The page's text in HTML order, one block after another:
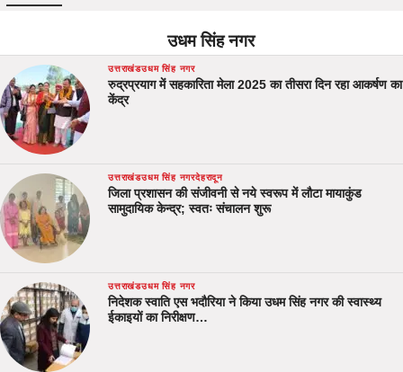
उधम सिंह नगर
उत्तराखंडउधम सिंह नगर
रुद्रप्रयाग में सहकारिता मेला 2025 का तीसरा दिन रहा आकर्षण का
केंद्र
उत्तराखंडउधम सिंह नगरदेहरादून
जिला प्रशासन की संजीवनी से नये स्वरूप में लौटा मायाकुंड
सामुदायिक केन्द्र; स्वतः संचालन शुरू
उत्तराखंडउधम सिंह नगर
निदेशक स्वाति एस भदौरिया ने किया उधम सिंह नगर की स्वास्थ्य
ईकाइयों का निरीक्षण…